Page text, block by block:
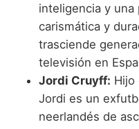
inteligencia y
carismática y
trasciende
televisión en
Jordi Cruyff: Hijo
Jordi es un
neerlandés de